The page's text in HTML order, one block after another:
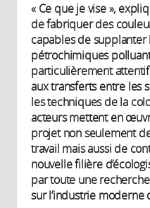
« Ce que je vise »,
de fabriquer des
capables de supplanter
pétrochimiques
particulièrement
aux transferts entre les
les techniques de la
acteurs mettent en
projet non seulement
travail mais aussi de
nouvelle filière
par toute une
sur l’industrie moderne